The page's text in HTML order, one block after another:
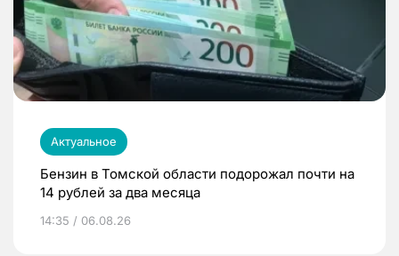
Актуальное
Бензин в Томской области подорожал почти на
14 рублей за два месяца
14:35 / 06.08.26